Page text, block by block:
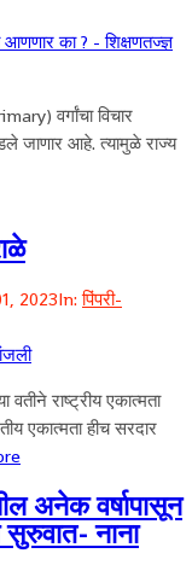
वर्गांचा विचार
जाणार आहे. त्यामुळे राज्य
2023In:पिंपरी-
राष्ट्रीय एकात्मता
एकात्मता हीच सरदार
अनेक वर्षापासून
सुरुवात- नाना